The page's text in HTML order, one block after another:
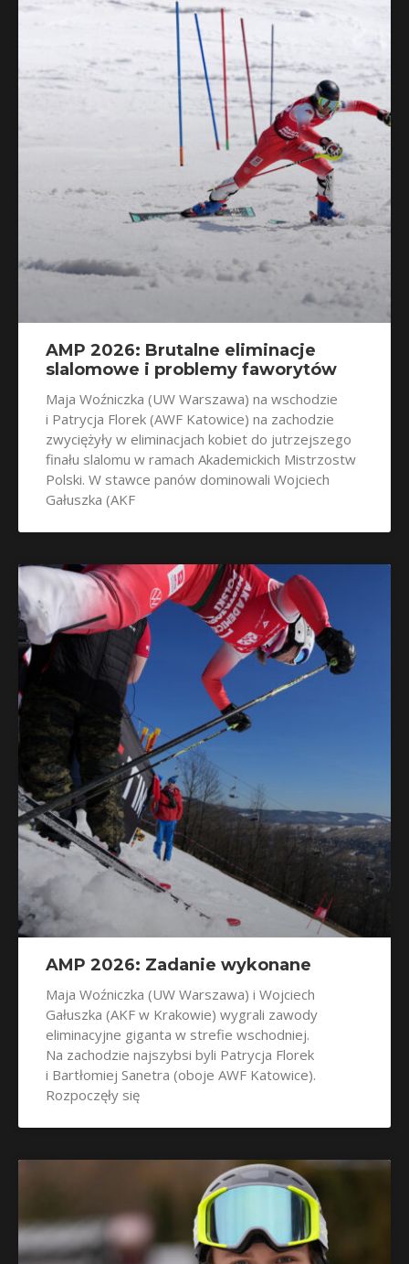
AMP 2026: Brutalne eliminacje
slalomowe i problemy faworytów
Maja Woźniczka (UW Warszawa) na wschodzie
i Patrycja Florek (AWF Katowice) na zachodzie
zwyciężyły w eliminacjach kobiet do jutrzejszego
finału slalomu w ramach Akademickich Mistrzostw
Polski. W stawce panów dominowali Wojciech
Gałuszka (AKF
AMP 2026: Zadanie wykonane
Maja Woźniczka (UW Warszawa) i Wojciech
Gałuszka (AKF w Krakowie) wygrali zawody
eliminacyjne giganta w strefie wschodniej.
Na zachodzie najszybsi byli Patrycja Florek
i Bartłomiej Sanetra (oboje AWF Katowice).
Rozpoczęły się